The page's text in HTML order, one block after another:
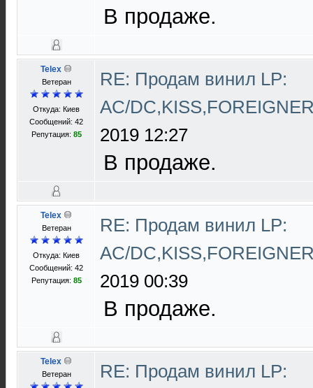
В продаже.
Telex
Ветеран
Откуда: Киев
Сообщений: 42
Репутация: 85
RE: Продам винил LP:
AC/
2019 12:27
В продаже.
Telex
Ветеран
Откуда: Киев
Сообщений: 42
Репутация: 85
RE: Продам винил LP:
AC/
2019 00:39
В продаже.
Telex
Ветеран
RE: Продам винил LP: